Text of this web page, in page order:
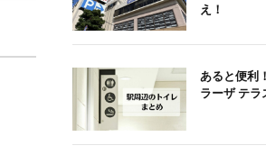
え！
あると便利
ラーザ テラ